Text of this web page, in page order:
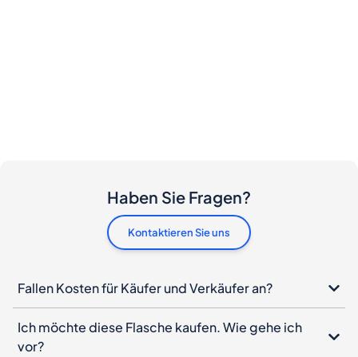
Haben Sie Fragen?
Kontaktieren Sie uns
Fallen Kosten für Käufer und Verkäufer an?
Ich möchte diese Flasche kaufen. Wie gehe ich
vor?